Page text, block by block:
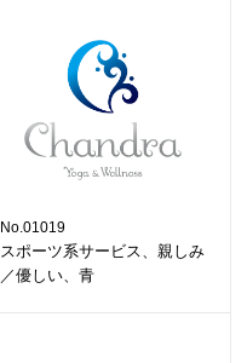
No.01019
スポーツ系サービス、親しみ
／優しい、青